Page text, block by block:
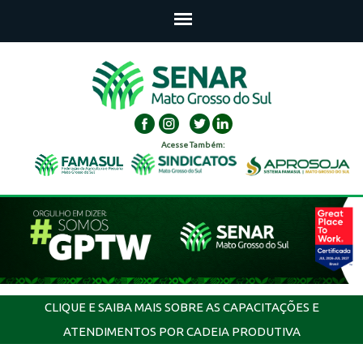
Acesse Também:
CLIQUE E SAIBA MAIS SOBRE AS CAPACITAÇÕES E
ATENDIMENTOS POR CADEIA PRODUTIVA